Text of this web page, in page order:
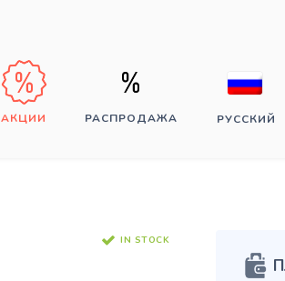
АКЦИИ РАСПРОДАЖА РУССКИЙ
IN STOCK